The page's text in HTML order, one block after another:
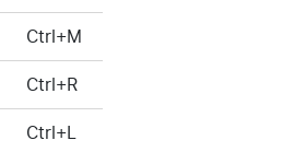
Ctrl+M
Ctrl+R
Ctrl+L